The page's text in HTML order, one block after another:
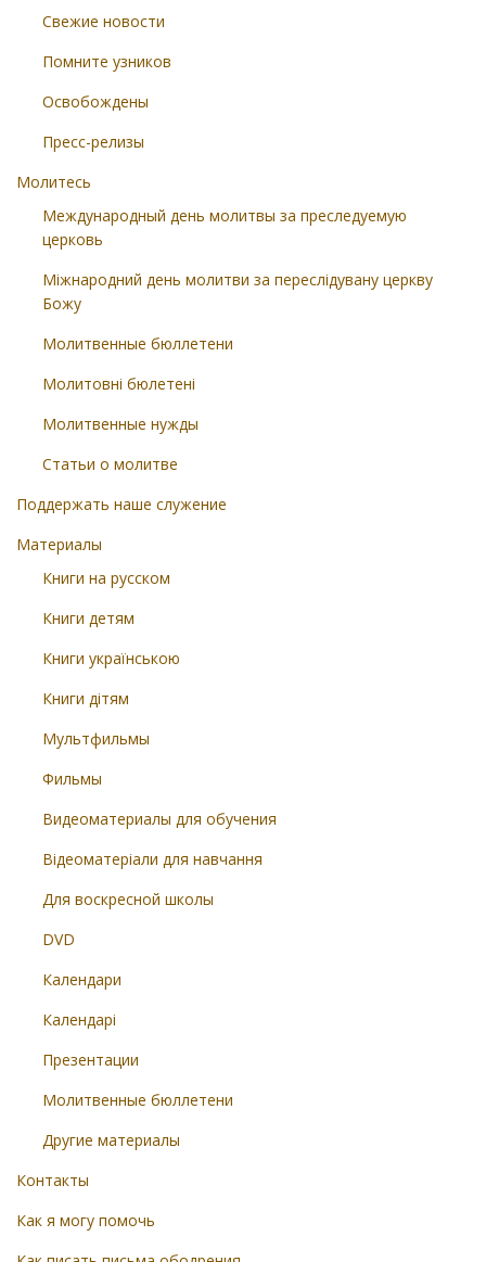
Свежие новости
Помните узников
Освобождены
Пресс-релизы
Молитесь
Международный день молитвы за преследуемую
церковь
Міжнародний день молитви за переслідувану церкву
Божу
Молитвенные бюллетени
Молитовні бюлетені
Молитвенные нужды
Статьи о молитве
Поддержать наше служение
Материалы
Книги на русском
Книги детям
Книги українською
Книги дітям
Мультфильмы
Фильмы
Видеоматериалы для обучения
Відеоматеріали для навчання
Для воскресной школы
DVD
Календари
Календарі
Презентации
Молитвенные бюллетени
Другие материалы
Контакты
Как я могу помочь